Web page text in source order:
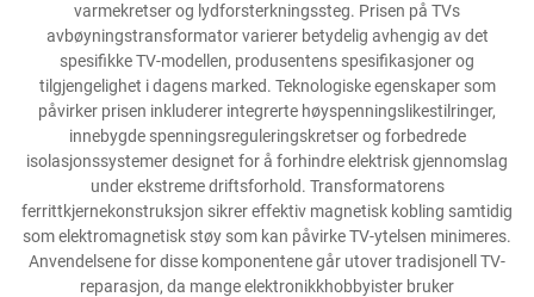
varmekretser og lydforsterkningssteg. Prisen på TVs
avbøyningstransformator varierer betydelig avhengig av det
spesifikke TV-modellen, produsentens spesifikasjoner og
tilgjengelighet i dagens marked. Teknologiske egenskaper som
påvirker prisen inkluderer integrerte høyspenningslikestilringer,
innebygde spenningsreguleringskretser og forbedrede
isolasjonssystemer designet for å forhindre elektrisk gjennomslag
under ekstreme driftsforhold. Transformatorens
ferrittkjernekonstruksjon sikrer effektiv magnetisk kobling samtidig
som elektromagnetisk støy som kan påvirke TV-ytelsen minimeres.
Anvendelsene for disse komponentene går utover tradisjonell TV-
reparasjon, da mange elektronikkhobbyister bruker